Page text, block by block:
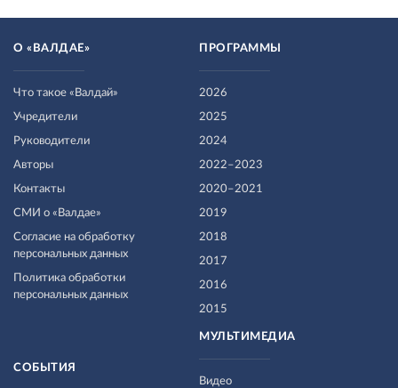
О «ВАЛДАЕ»
Что такое «Валдай»
Учредители
Руководители
Авторы
Контакты
СМИ о «Валдае»
Согласие на обработку
персональных данных
Политика обработки
персональных данных
ПРОГРАММЫ
2026
2025
2024
2022–2023
2020–2021
2019
2018
2017
2016
2015
МУЛЬТИМЕДИА
Видео
СОБЫТИЯ